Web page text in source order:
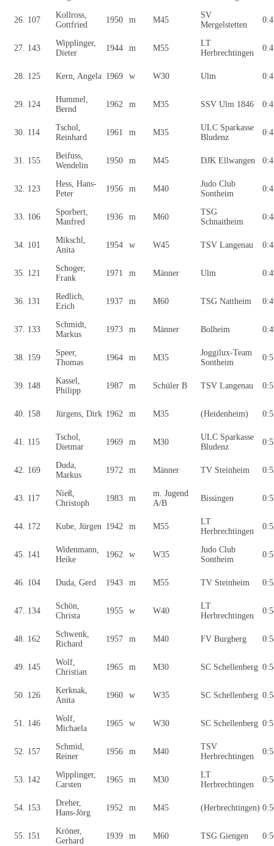
26. 107
Kollross,
Gottfried
1950 m M45
SV
Mergelstetten
27. 143
Wipplinger,
Dieter
1944 m M55
LT
Herbrechtingen
28. 125 Kern, Angela 1969 w W30 Ulm
29. 124
Hummel,
Bernd
1962 m M35 SSV Ulm 1846
30. 114
Tschol,
Reinhard
1961 m M35
ULC Sparkasse
Bludenz
31. 155
Beifuss,
Wendelin
1950 m M45 DJK Ellwangen
32. 123
Hess, Hans-
Peter
1956 m M40
Judo Club
Sontheim
33. 106
Sporbert,
Manfred
1936 m M60
TSG
Schnaitheim
34. 101
Mikschl,
Anita
1954 w W45 TSV Langenau
35. 121
Schoger,
Frank
1971 m Männer Ulm
36. 131
Redlich,
Erich
1937 m M60 TSG Nattheim
37. 133
Schmidt,
Markus
1973 m Männer Bolheim
38. 159
Speer,
Thomas
1964 m M35
Joggilux-Team
Sontheim
39. 148
Kassel,
Philipp
1987 m Schüler B TSV Langenau
40. 158 Jürgens, Dirk 1962 m M35 (Heidenheim)
41. 115
Tschol,
Dietmar
1969 m M30
ULC Sparkasse
Bludenz
42. 169
Duda,
Markus
1972 m Männer TV Steinheim
43. 117
Nieß,
Christoph
1983 m
m. Jugend
A/B
Bissingen
44. 172 Kube, Jürgen 1942 m M55
LT
Herbrechtingen
45. 141
Widenmann,
Heike
1962 w W35
Judo Club
Sontheim
46. 104 Duda, Gerd 1943 m M55 TV Steinheim
47. 134
Schön,
Christa
1955 w W40
LT
Herbrechtingen
48. 162
Schwenk,
Richard
1957 m M40 FV Burgberg
49. 145
Wolf,
Christian
1965 m M30 SC Schellenberg
50. 126
Kerknak,
Anita
1960 w W35 SC Schellenberg
51. 146
Wolf,
Michaela
1965 w W30 SC Schellenberg
52. 157
Schmid,
Reiner
1956 m M40
TSV
Herbrechtingen
53. 142
Wipplinger,
Carsten
1965 m M30
LT
Herbrechtingen
54. 153
Dreher,
Hans-Jörg
1952 m M45 (Herbrechtingen)
55. 151
Kröner,
Gerhard
1939 m M60 TSG Giengen